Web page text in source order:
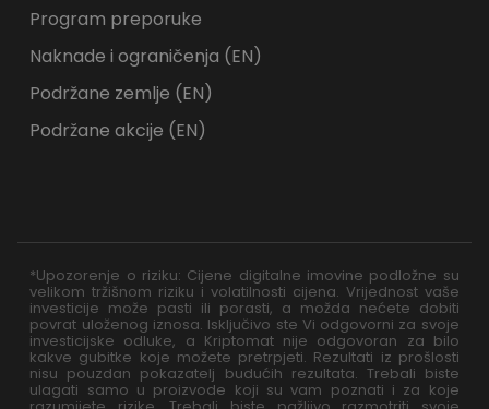
Program preporuke
Naknade i ograničenja (EN)
Podržane zemlje (EN)
Podržane akcije (EN)
*Upozorenje o riziku: Cijene digitalne imovine podložne su
velikom tržišnom riziku i volatilnosti cijena. Vrijednost vaše
investicije može pasti ili porasti, a možda nećete dobiti
povrat uloženog iznosa. Isključivo ste Vi odgovorni za svoje
investicijske odluke, a Kriptomat nije odgovoran za bilo
kakve gubitke koje možete pretrpjeti. Rezultati iz prošlosti
nisu pouzdan pokazatelj budućih rezultata. Trebali biste
ulagati samo u proizvode koji su vam poznati i za koje